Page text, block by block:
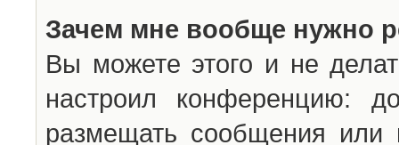
Зачем мне вообще нужно
Вы можете этого и не
настроил конференцию:
размещать сообщения или